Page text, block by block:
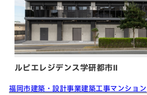
ルピエレジデンス学研都市Ⅱ
福岡市建築・設計事業建築工事マンション